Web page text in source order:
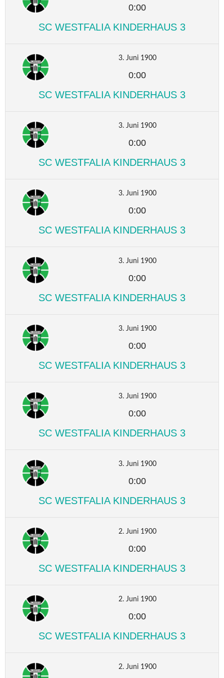
0:00
SC WESTFALIA KINDERHAUS 3
3. Juni 1900
0:00
SC WESTFALIA KINDERHAUS 3
3. Juni 1900
0:00
SC WESTFALIA KINDERHAUS 3
3. Juni 1900
0:00
SC WESTFALIA KINDERHAUS 3
3. Juni 1900
0:00
SC WESTFALIA KINDERHAUS 3
3. Juni 1900
0:00
SC WESTFALIA KINDERHAUS 3
3. Juni 1900
0:00
SC WESTFALIA KINDERHAUS 3
3. Juni 1900
0:00
SC WESTFALIA KINDERHAUS 3
2. Juni 1900
0:00
SC WESTFALIA KINDERHAUS 3
2. Juni 1900
0:00
SC WESTFALIA KINDERHAUS 3
2. Juni 1900